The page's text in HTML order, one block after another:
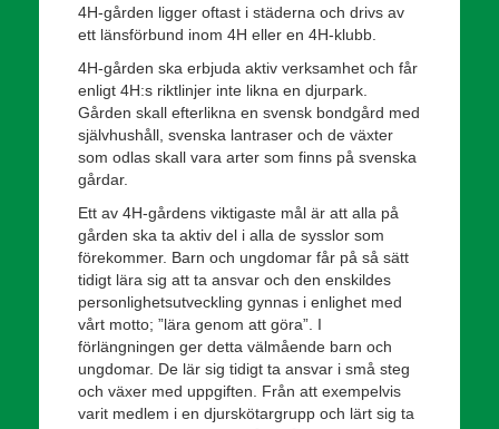
4H-gården ligger oftast i städerna och drivs av
ett länsförbund inom 4H eller en 4H-klubb.
4H-gården ska erbjuda aktiv verksamhet och får
enligt 4H:s riktlinjer inte likna en djurpark.
Gården skall efterlikna en svensk bondgård med
självhushåll, svenska lantraser och de växter
som odlas skall vara arter som finns på svenska
gårdar.
Ett av 4H-gårdens viktigaste mål är att alla på
gården ska ta aktiv del i alla de sysslor som
förekommer. Barn och ungdomar får på så sätt
tidigt lära sig att ta ansvar och den enskildes
personlighetsutveckling gynnas i enlighet med
vårt motto; ”lära genom att göra”. I
förlängningen ger detta välmående barn och
ungdomar. De lär sig tidigt ta ansvar i små steg
och växer med uppgiften. Från att exempelvis
varit medlem i en djurskötargrupp och lärt sig ta